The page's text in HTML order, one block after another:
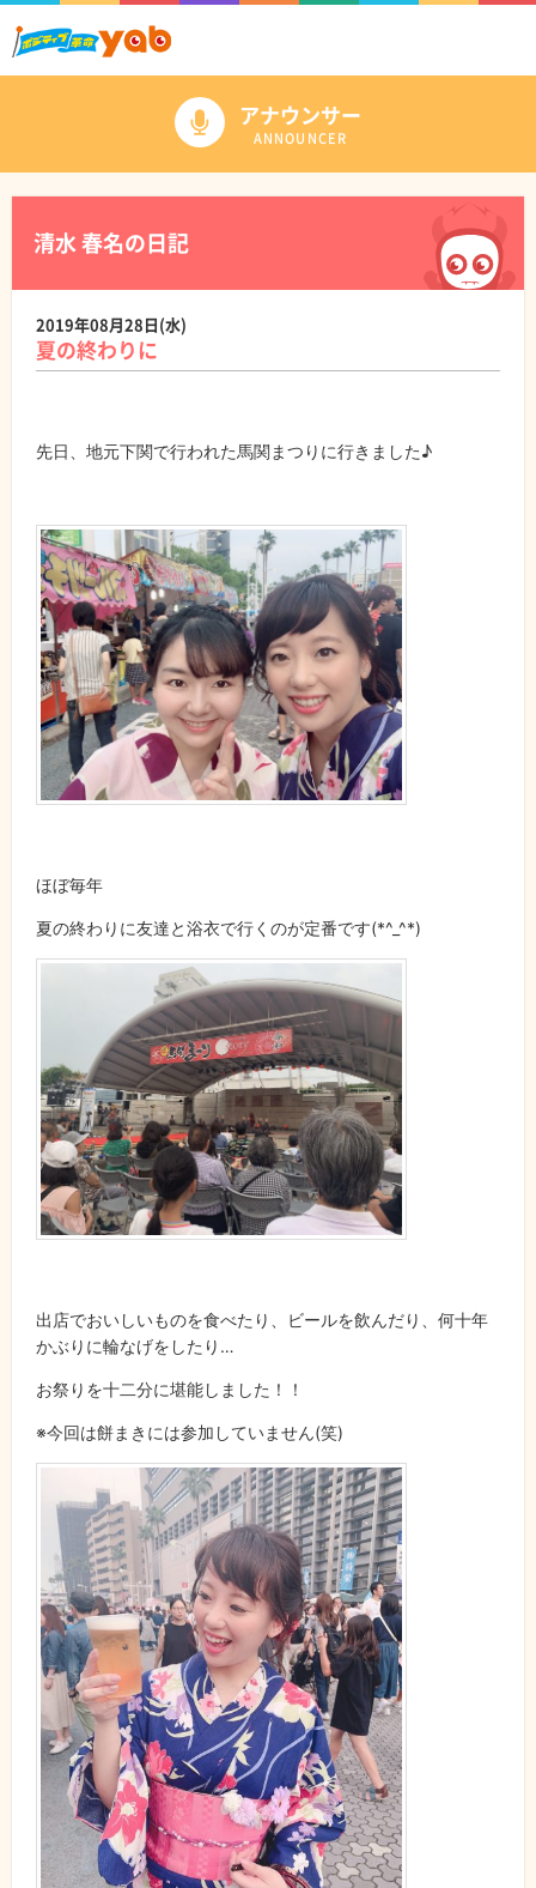
アナウンサー
ANNOUNCER
清水 春名の日記
2019年08月28日(水)
夏の終わりに
先日、地元下関で行われた馬関まつりに行きました♪
ほぼ毎年
夏の終わりに友達と浴衣で行くのが定番です(*^_^*)
出店でおいしいものを食べたり、ビールを飲んだり、何十年
かぶりに輪なげをしたり…
お祭りを十二分に堪能しました！！
※今回は餅まきには参加していません(笑)